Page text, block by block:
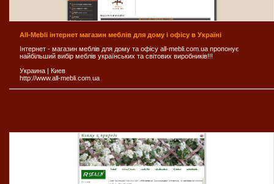
All-Mebli інтернет магазин меблів для дому і офісу в Україні
Інтернет - магазин меблів для дому та офісу all-mebli.com.ua пропонує
найбільший вибір меблів українських та світових виробників!!!
Украина
Киев
http://www.all-mebli.com.ua